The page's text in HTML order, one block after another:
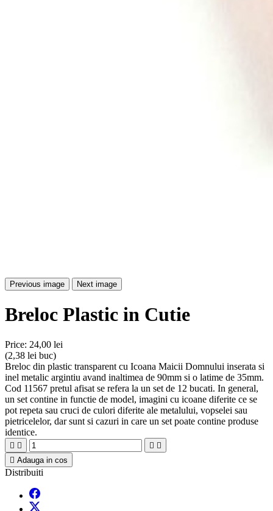
Previous image Next image
Breloc Plastic in Cutie
Price: 24,00 lei
(2,38 lei buc)
Breloc din plastic transparent cu Icoana Maicii Domnului inserata si
inel metalic argintiu avand inaltimea de 90mm si o latime de 35mm.
Cod 11567 pretul afisat se refera la un set de 12 bucati. In general,
un set contine in functie de model, imagini cu icoane diferite ce se
pot repeta sau cruci de culori diferite ale metalului, vopselei sau
pietricelelor, dar sunt si cazuri in care un set poate contine produse
identice.
   
 Adauga in cos
Distribuiti